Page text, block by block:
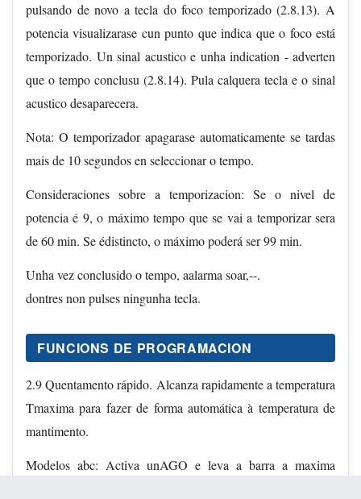
pulsando de novo a tecla do foco temporizado (2.8.13). A
potencia visualizarase cun punto que indica que o foco está
temporizado. Un sinal acustico e unha indication - adverten
que o tempo conclusu (2.8.14). Pula calquera tecla e o sinal
acustico desaparecera.
Nota: O temporizador apagarase automaticamente se tardas
mais de 10 segundos en seleccionar o tempo.
Consideraciones sobre a temporizacion: Se o nivel de
potencia é 9, o máximo tempo que se vai a temporizar sera
de 60 min. Se édistincto, o máximo poderá ser 99 min.
Unha vez conclusido o tempo, aalarma soar,--.
dontres non pulses ningunha tecla.
FUNCIONS DE PROGRAMACION
2.9 Quentamento rápido. Alcanza rapidamente a temperatura
Tmaxima para fazer de forma automática à temperatura de
mantimento.
Modelos abc: Activa unAGO e leva a barra a maxima